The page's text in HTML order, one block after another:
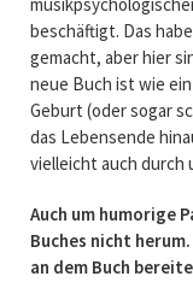
beschäftigt. Das
gemacht, aber hier
neue Buch ist wie
Geburt (oder sogar
das Lebensende
vielleicht auch durch
Auch um humorige
Buches nicht
an dem Buch